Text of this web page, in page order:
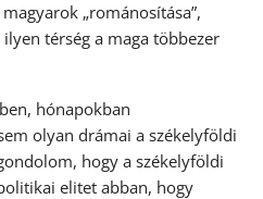
„románosítása”,
térség a maga többezer
hónapokban
olyan drámai a székelyföldi
hogy a székelyföldi
elitet abban, hogy